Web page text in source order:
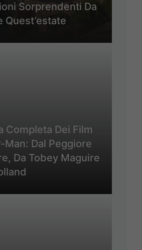
Sorprendenti Da
Quest’estate
Completa Dei Film
Man: Dal Peggiore
Da Tobey Maguire